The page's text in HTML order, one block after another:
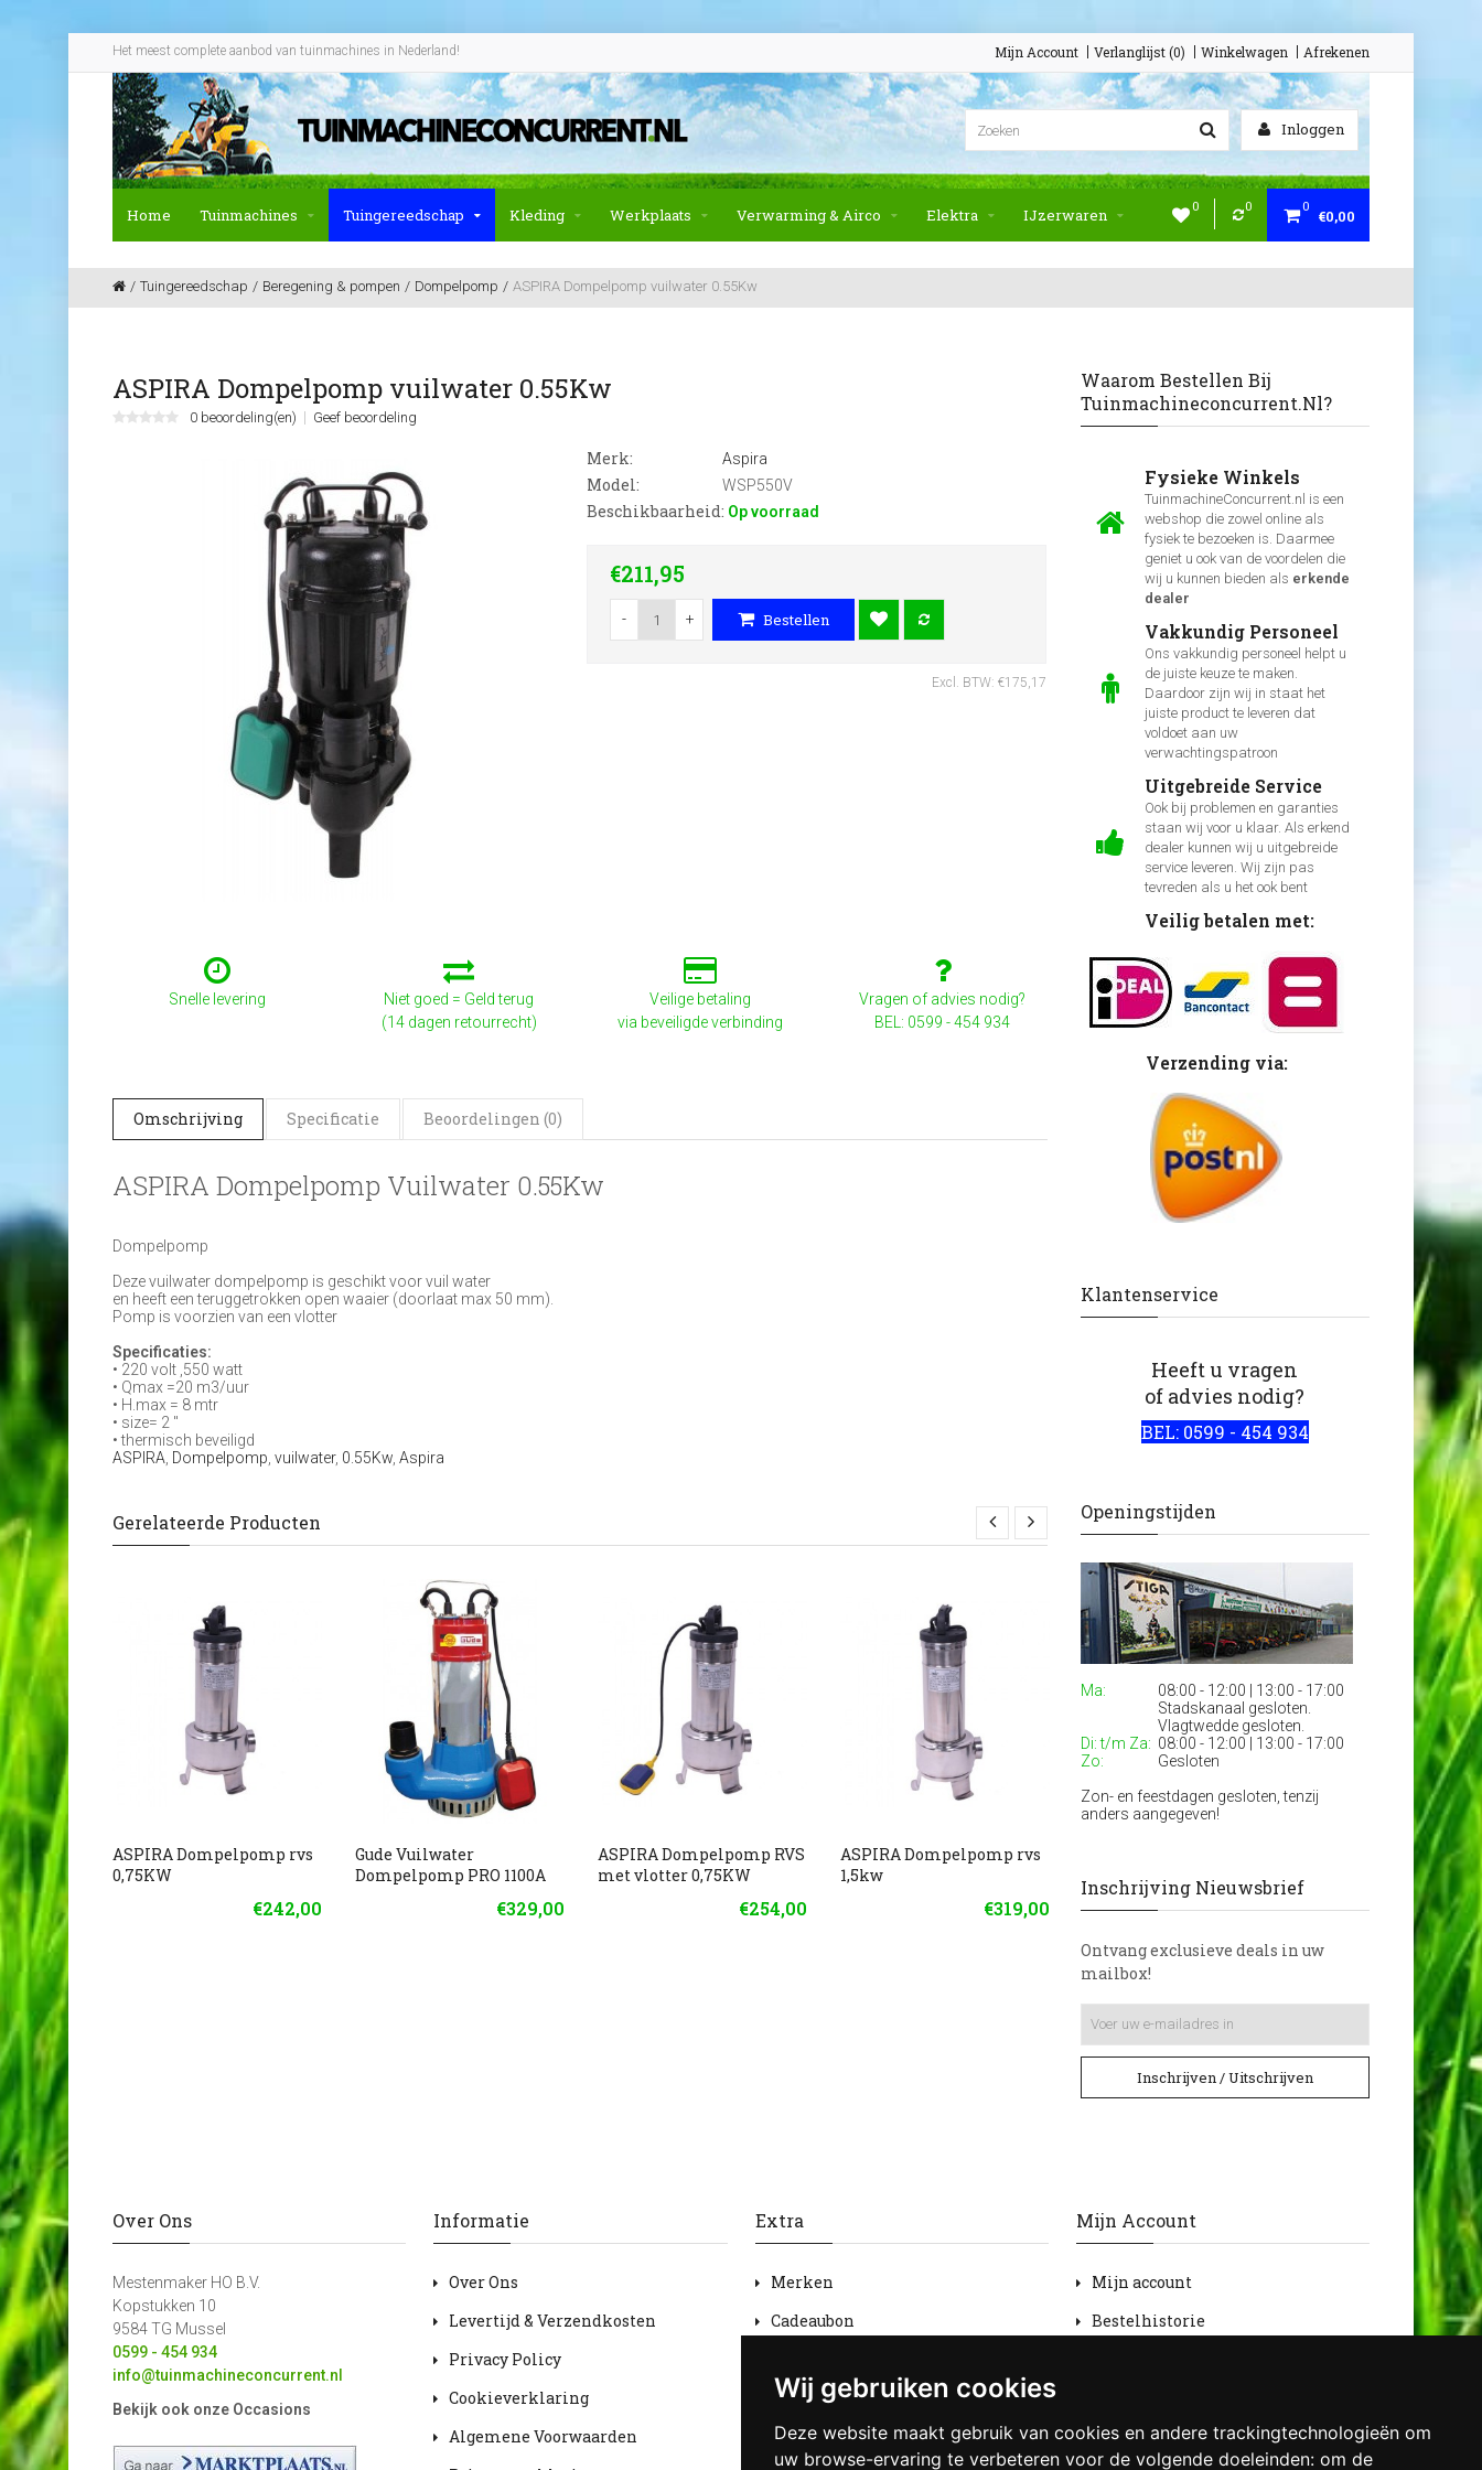
Wij gebruiken cookies
Deze website maakt gebruik van cookies en andere trackingtechnologieën om
uw browse-ervaring te verbeteren voor de volgende doeleinden: om de
Het meest complete aanbod van tuinmachines in Nederland! Mijn Account Verlanglijst (0) Winkelwagen Afrekenen
Inloggen
0 0 0
€0,00
Home Tuinmachines Tuingereedschap Kleding Werkplaats Verwarming & Airco Elektra IJzerwaren
Tuingereedschap Beregening & pompen Dompelpomp ASPIRA Dompelpomp vuilwater 0.55Kw
ASPIRA Dompelpomp vuilwater 0.55Kw
0 beoordeling(en) Geef beoordeling
Merk: Aspira
Model: WSP550V
Beschikbaarheid: Op voorraad
€211,95
- + Bestellen
Excl. BTW: €175,17
Snelle levering
Niet goed = Geld terug
(14 dagen retourrecht)
Veilige betaling
via beveiligde verbinding
Vragen of advies nodig?
BEL: 0599 - 454 934
Omschrijving Specificatie Beoordelingen (0)
ASPIRA Dompelpomp Vuilwater 0.55Kw
Dompelpomp
Deze vuilwater dompelpomp is geschikt voor vuil water
en heeft een teruggetrokken open waaier (doorlaat max 50 mm).
Pomp is voorzien van een vlotter
Specificaties:
• 220 volt ,550 watt
• Qmax =20 m3/uur
• H.max = 8 mtr
• size= 2 "
• thermisch beveiligd
ASPIRA Dompelpomp vuilwater, 0.55Kw Aspira
Gerelateerde Producten
ASPIRA Dompelpomp rvs
0,75KW
€242,00
Gude Vuilwater
Dompelpomp PRO 1100A
€329,00
ASPIRA Dompelpomp RVS
met vlotter 0,75KW
€254,00
ASPIRA Dompelpomp rvs
1,5kw
€319,00
met vlotter 0,55KW
€266,00
ASPIRA
met vlotter 1,5KW
Waarom Bestellen Bij
Tuinmachineconcurrent.nl?
Fysieke Winkels
TuinmachineConcurrent.nl is een
webshop die zowel online als
fysiek te bezoeken is. Daarmee
geniet u ook van de voordelen die
wij u kunnen bieden als erkende
dealer
Vakkundig Personeel
Ons vakkundig personeel helpt u
de juiste keuze te maken.
Daardoor zijn wij in staat het
juiste product te leveren dat
voldoet aan uw
verwachtingspatroon
Uitgebreide Service
Ook bij problemen en garanties
staan wij voor u klaar. Als erkend
dealer kunnen wij u uitgebreide
service leveren. Wij zijn pas
tevreden als u het ook bent
Veilig betalen met:
Verzending via:
Klantenservice
Heeft u vragen
of advies nodig?
BEL: 0599 - 454 934
Openingstijden
Ma:
08:00 - 12:00 | 13:00 - 17:00
Stadskanaal gesloten.
Vlagtwedde gesloten.
Di: t/m Za: 08:00 - 12:00 | 13:00 - 17:00
Zo:
Gesloten
Zon- en feestdagen gesloten, tenzij
anders aangegeven!
Inschrijving Nieuwsbrief
Ontvang exclusieve deals in uw
mailbox!
Inschrijven / Uitschrijven
Over Ons
Mestenmaker HO B.V.
Kopstukken 10
9584 TG Mussel
0599 - 454 934
info@tuinmachineconcurrent.nl
Bekijk ook onze Occasions
Informatie
Over Ons
Levertijd & Verzendkosten
Privacy Policy
Cookieverklaring
Algemene Voorwaarden
Extra
Merken
Cadeaubon
Sitemap
Mijn Account
Mijn account
Bestelhistorie
Nieuwsbrief